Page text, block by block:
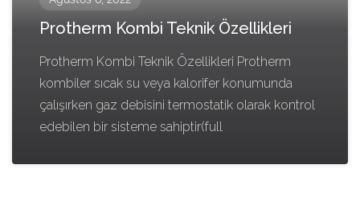
Protherm Kombi Teknik Özellikleri
Protherm Kombi Teknik Özellikleri Protherm
kombiler sıcak su veya kalorifer konumunda
çalışırken gaz debisini termostatik olarak kontrol
edebilen bir sisteme sahiptir(full